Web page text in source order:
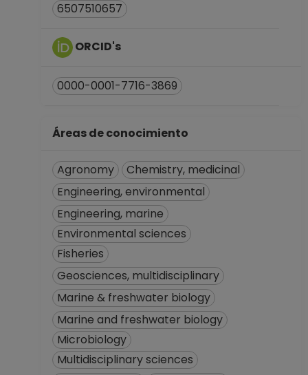
6507510657
ORCID's
0000-0001-7716-3869
Áreas de conocimiento
Agronomy
Chemistry, medicinal
Engineering, environmental
Engineering, marine
Environmental sciences
Fisheries
Geosciences, multidisciplinary
Marine & freshwater biology
Marine and freshwater biology
Microbiology
Multidisciplinary sciences